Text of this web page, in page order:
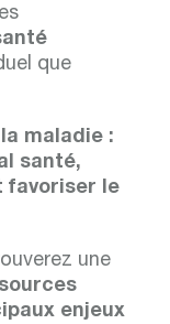
que
maladie :
santé,
favoriser le
une
enjeux